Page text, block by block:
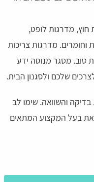
חוץ, מדרגות לופט,
וחומרים. מדרגות צריכות
טוב. מסגר מנוסה ידע
שלכם ולסגנון הבית.
והשוואה. שימו לב
את בעל המקצוע המתאים